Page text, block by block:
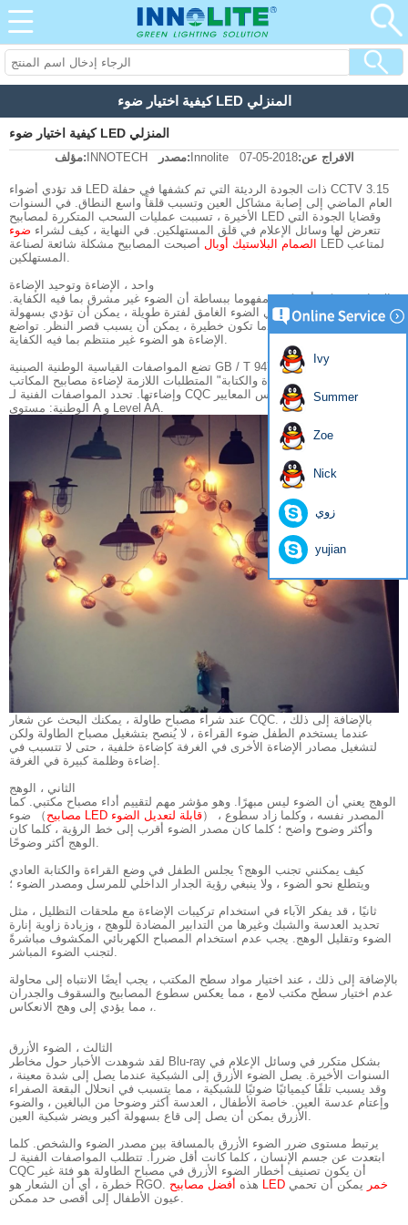
كيفية اختيار ضوء LED المنزلي
كيفية اختيار ضوء LED المنزلي
مؤلف: INNOTECH مصدر: Innolite الافراج عن:2018-05-07
قد تؤدي أضواء LED ذات الجودة الرديئة التي تم كشفها في حفلة CCTV 3.15
العام الماضي إلى إصابة مشاكل العين وتسبب قلقاً واسع النطاق. في السنوات
الأخيرة ، تسببت عمليات السحب المتكررة لمصابيح LED وقضايا الجودة التي
تتعرض لها وسائل الإعلام في قلق المستهلكين. في النهاية ، كيف لشراء ضوء
الصمام البلاستيك أوبال أصبحت المصابيح مشكلة شائعة لصناعة LED لمتاعب
المستهلكين.
واحد ، الإضاءة وتوحيد الإضاءة
الإضاءة ، يمكن أن يكون مفهوما ببساطة أن الضوء غير مشرق بما فيه الكفاية.
إذا نظرت إلى الكتابة في الضوء الغامق لفترة طويلة ، يمكن أن تؤدي بسهولة
إلى التعب البصري. عندما تكون خطيرة ، يمكن أن يسبب قصر النظر. تواضع
الإضاءة هو الضوء غير منتظم بما فيه الكفاية.
تضع المواصفات القياسية الوطنية الصينية GB / T 9473-2008 "متطلبات الأداء
الخاصة بمقاهي القراءة والكتابة" المتطلبات اللازمة لإضاءة مصابيح المكاتب
وإضاءتها. تحدد المواصفات الفنية لـ CQC مستويين للإضاءة على أساس المعايير
الوطنية: مستوى A و Level AA.
عند شراء مصباح طاولة ، يمكنك البحث عن شعار CQC. بالإضافة إلى ذلك ،
عندما يستخدم الطفل ضوء القراءة ، لا يُنصح بتشغيل مصباح الطاولة ولكن
لتشغيل مصادر الإضاءة الأخرى في الغرفة كإضاءة خلفية ، حتى لا تتسبب في
إضاءة وظلمة كبيرة في الغرفة.
الثاني ، الوهج
الوهج يعني أن الضوء ليس مبهرًا. وهو مؤشر مهم لتقييم أداء مصباح مكتبي. كما
ضوء （
مصابيح LED قابلة لتعديل الضوء） المصدر نفسه ، وكلما زاد سطوع ،
وأكثر وضوح واضح ؛ كلما كان مصدر الضوء أقرب إلى خط الرؤية ، كلما كان
الوهج أكثر وضوحًا.
كيف يمكنني تجنب الوهج؟ يجلس الطفل في وضع القراءة والكتابة العادي
ويتطلع نحو الضوء ، ولا ينبغي رؤية الجدار الداخلي للمرسل ومصدر الضوء ؛
ثانيًا ، قد يفكر الآباء في استخدام تركيبات الإضاءة مع ملحقات التظليل ، مثل
تحديد العدسة والشبك وغيرها من التدابير المضادة للوهج ، وزيادة زاوية إنارة
الضوء وتقليل الوهج. يجب عدم استخدام المصباح الكهربائي المكشوف مباشرةً
لتجنب الضوء المباشر.
بالإضافة إلى ذلك ، عند اختيار مواد سطح المكتب ، يجب أيضًا الانتباه إلى محاولة
عدم اختيار سطح مكتب لامع ، مما يعكس سطوع المصابيح والسقوف والجدران
، مما يؤدي إلى وهج الانعكاس.
الثالث ، الضوء الأزرق
لقد شوهدت الأخبار حول مخاطر Blu-ray بشكل متكرر في وسائل الإعلام في
السنوات الأخيرة. يصل الضوء الأزرق إلى الشبكية عندما يصل إلى شدة معينة ،
وقد يسبب تلفًا كيميائيًا ضوئيًا للشبكية ، مما يتسبب في انحلال البقعة الصفراء
وإعتام عدسة العين. خاصة الأطفال ، العدسة أكثر وضوحا من البالغين ، والضوء
الأزرق يمكن أن يصل إلى قاع بسهولة أكبر ويضر شبكية العين.
يرتبط مستوى ضرر الضوء الأزرق بالمسافة بين مصدر الضوء والشخص. كلما
ابتعدت عن جسم الإنسان ، كلما كانت أقل ضرراً. تتطلب المواصفات الفنية لـ
CQC أن يكون تصنيف أخطار الضوء الأزرق في مصباح الطاولة هو فئة غير
خطرة ، أي أن الشعار هو RGO. هذه
أفضل مصابيح LED خمر يمكن أن تحمي
عيون الأطفال إلى أقصى حد ممكن.
Ivy
Summer
Zoe
Nick
زوي
yujian